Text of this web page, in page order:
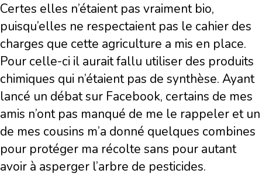
Certes elles n’étaient pas vraiment bio,
puisqu’elles ne respectaient pas le cahier des
charges que cette agriculture a mis en place.
Pour celle-ci il aurait fallu utiliser des produits
chimiques qui n’étaient pas de synthèse. Ayant
lancé un débat sur Facebook, certains de mes
amis n’ont pas manqué de me le rappeler et un
de mes cousins m’a donné quelques combines
pour protéger ma récolte sans pour autant
avoir à asperger l’arbre de pesticides.